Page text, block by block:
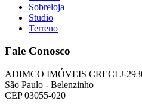
Sobreloja
Studio
Terreno
Fale Conosco
ADIMCO IMÓVEIS CRECI J-
São Paulo - Belenzinho
CEP 03055-020